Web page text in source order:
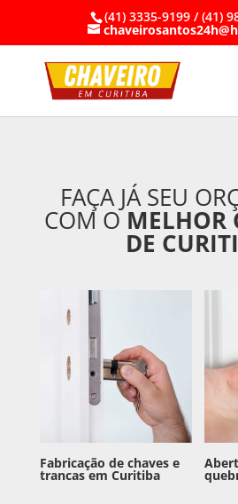
(41) 3335-9199 / (41)
FAÇA JÁ SEU
COM OMELHOR
DE
Fabricação de chaves e
trancas em Curitiba